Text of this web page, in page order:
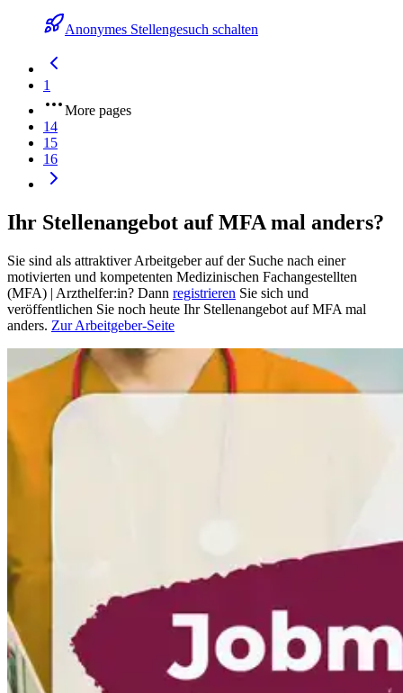
Anonymes Stellengesuch schalten
1
More pages
14
15
16
Ihr Stellenangebot auf MFA mal anders?
Sie sind als attraktiver Arbeitgeber auf der Suche nach einer
motivierten und kompetenten Medizinischen Fachangestellten
(MFA) | Arzthelfer:in? Dann registrieren Sie sich und
veröffentlichen Sie noch heute Ihr Stellenangebot auf MFA mal
anders. Zur Arbeitgeber-Seite